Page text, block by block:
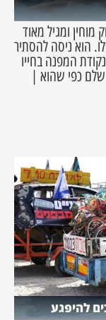
מוחין ומגיל מאוד
הוא ניסה להסתיר
המפנה בחייו
שלם כפי שהוא |